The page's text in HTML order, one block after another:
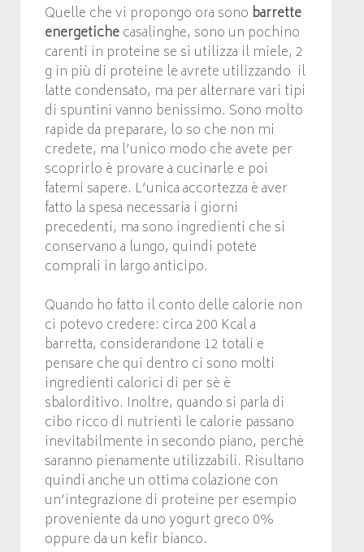
Quelle che vi propongo ora sono barrette
energetichecasalinghe, sono un pochino
carenti in proteine se si utilizza il miele, 2
g in più di proteine le avrete utilizzando il
latte condensato, ma per alternare vari tipi
di spuntini vanno benissimo. Sono molto
rapide da preparare, lo so che non mi
credete, ma l’unico modo che avete per
scoprirlo è provare a cucinarle e poi
fatemi sapere. L’unica accortezza è aver
fatto la spesa necessaria i giorni
precedenti, ma sono ingredienti che si
conservano a lungo, quindi potete
comprali in largo anticipo.
Quando ho fatto il conto delle calorie non
ci potevo credere: circa 200 Kcal a
barretta, considerandone 12 totali e
pensare che qui dentro ci sono molti
ingredienti calorici di per sè è
sbalorditivo. Inoltre, quando si parla di
cibo ricco di nutrienti le calorie passano
inevitabilmente in secondo piano, perchè
saranno pienamente utilizzabili. Risultano
quindi anche un ottima colazione con
un’integrazione di proteine per esempio
proveniente da uno yogurt greco 0%
oppure da un kefir bianco.